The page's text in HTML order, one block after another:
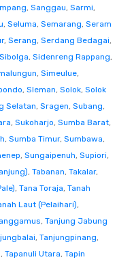
, Sanggau, Sarmi,
, Seluma, Semarang, Seram
, Serang, Serdang Bedagai,
Sibolga, Sidenreng Rappang,
, Simeulue,
, Sleman, Solok, Solok
Selatan, Sragen, Subang,
, Sukoharjo, Sumba Barat,
, Sumba Timur, Sumbawa,
, Sungaipenuh, Supiori,
, Tabanan, Takalar,
, Tana Toraja, Tanah
Laut (Pelaihari),
, Tanjung Jabung
, Tanjungpinang,
, Tapanuli Utara, Tapin